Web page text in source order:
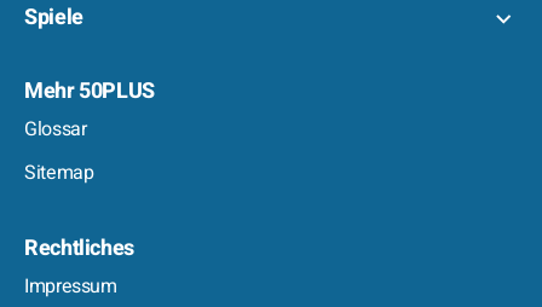
Spiele
Mehr 50PLUS
Glossar
Sitemap
Rechtliches
Impressum